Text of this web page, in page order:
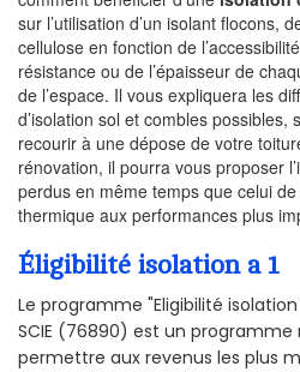
sur l’utilisation d’un isolant flocons,
cellulose en fonction de
résistance ou de l’épaisseur de
de l’espace. Il vous expliquera les
d’isolation sol et combles possibles,
recourir à une dépose de votre
rénovation, il pourra vous proposer
perdus en même temps que celui
thermique aux performances plus
Éligibilité isolation a 1
Le programme "Eligibilité isolation
SCIE (76890) est un
permettre aux revenus les plus